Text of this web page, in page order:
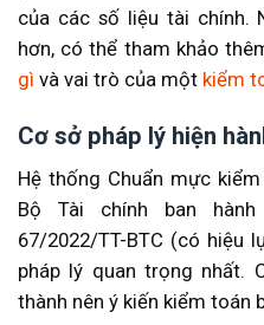
của các số liệu tài chính.
hơn, có thể tham khảo
gì và vai trò của một kiểm
Cơ sở pháp lý hiện
Hệ thống Chuẩn mực
Bộ Tài chính ban
67/2022/TT-BTC (có hiệu
pháp lý quan trọng nhất.
thành nên ý kiến kiểm toán